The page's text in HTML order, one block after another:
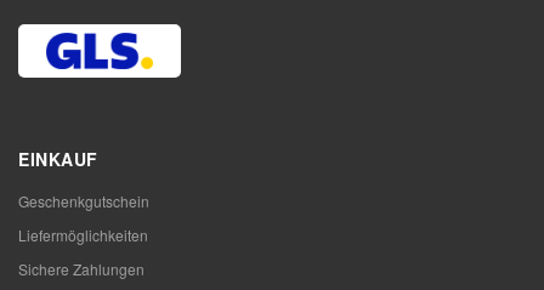
EINKAUF
Geschenkgutschein
Liefermöglichkeiten
Sichere Zahlungen